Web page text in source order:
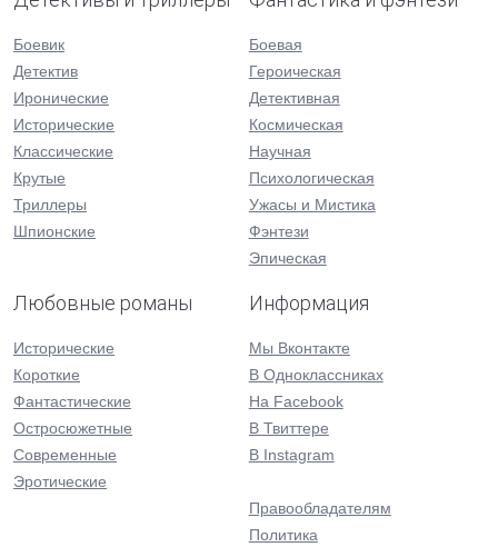
Боевик
Детектив
Иронические
Исторические
Классические
Крутые
Триллеры
Шпионские
Боевая
Героическая
Детективная
Космическая
Научная
Психологическая
Ужасы и Мистика
Фэнтези
Эпическая
Любовные романы
Исторические
Короткие
Фантастические
Остросюжетные
Современные
Эротические
Информация
Мы Вконтакте
В Одноклассниках
На Facebook
В Твиттере
В Instagram
Правообладателям
Политика